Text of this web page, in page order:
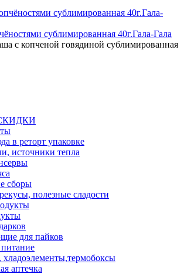
сублимированная 40г.Гала-Гала
с копченой говядиной сублимированная
в реторт упаковке
источники тепла
сборы
полезные сладости
для пайков
аптечка